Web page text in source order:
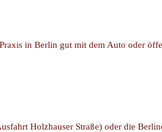
in Berlin gut mit dem Auto oder
Holzhauser Straße) oder die